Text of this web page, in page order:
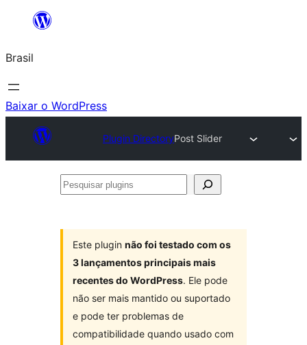
o
conteúdo
Brasil
Baixar o WordPress
Plugin DirectoryPost Slider
Pesquisar
Este plugin não foi testado com os
3 lançamentos principais mais
recentes do WordPress. Ele pode
não ser mais mantido ou suportado
e pode ter problemas de
compatibilidade quando usado com